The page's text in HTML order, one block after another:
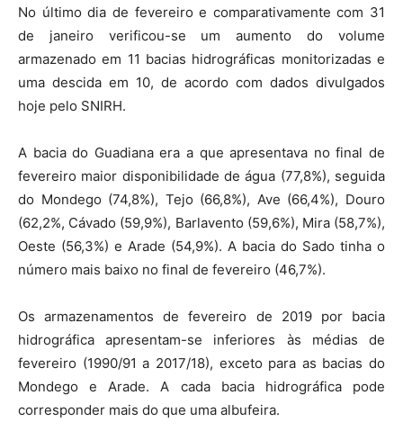
No último dia de fevereiro e comparativamente com 31
de janeiro verificou-se um aumento do volume
armazenado em 11 bacias hidrográficas monitorizadas e
uma descida em 10, de acordo com dados divulgados
hoje pelo SNIRH.
A bacia do Guadiana era a que apresentava no final de
fevereiro maior disponibilidade de água (77,8%), seguida
do Mondego (74,8%), Tejo (66,8%), Ave (66,4%), Douro
(62,2%, Cávado (59,9%), Barlavento (59,6%), Mira (58,7%),
Oeste (56,3%) e Arade (54,9%). A bacia do Sado tinha o
número mais baixo no final de fevereiro (46,7%).
Os armazenamentos de fevereiro de 2019 por bacia
hidrográfica apresentam-se inferiores às médias de
fevereiro (1990/91 a 2017/18), exceto para as bacias do
Mondego e Arade. A cada bacia hidrográfica pode
corresponder mais do que uma albufeira.